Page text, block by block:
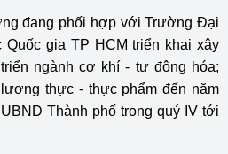
đang phối hợp với Trường Đại
gia TP HCM triển khai xây
ngành cơ khí - tự động hóa;
thực - thực phẩm đến năm
Thành phố trong quý IV tới